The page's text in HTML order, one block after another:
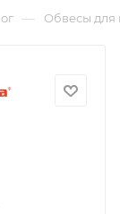
— Обвесы для